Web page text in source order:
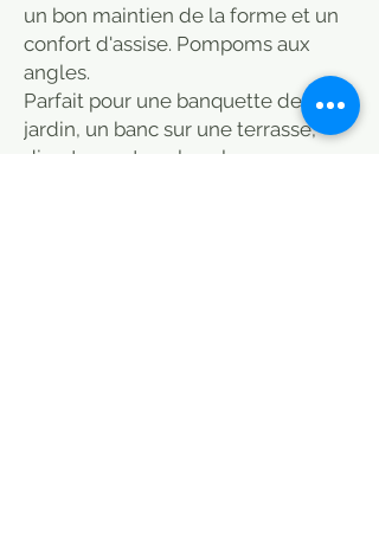
un bon maintien de la forme et un
confort d'assise. Pompoms aux
angles.
Parfait pour une banquette de
jardin, un banc sur une terrasse,
directement sur le sol.